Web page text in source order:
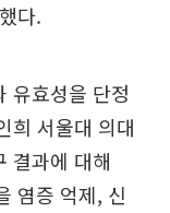
다.
유효성을 단정
희 서울대 의대
결과에 대해
염증 억제, 신